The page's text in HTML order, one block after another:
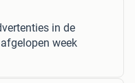
in de
week